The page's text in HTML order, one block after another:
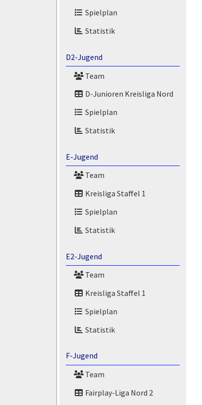
Spielplan
Statistik
D2-Jugend
Team
D-Junioren Kreisliga Nord
Spielplan
Statistik
E-Jugend
Team
Kreisliga Staffel 1
Spielplan
Statistik
E2-Jugend
Team
Kreisliga Staffel 1
Spielplan
Statistik
F-Jugend
Team
Fairplay-Liga Nord 2